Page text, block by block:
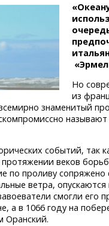
Но
из
знаменитый
событий, так
протяжении веков
по проливу
ветра,
смогли его
а в 1066 году на
Оранский.